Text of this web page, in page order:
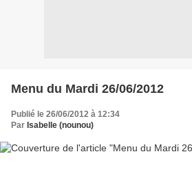
Menu du Mardi 26/06/2012
Publié le 26/06/2012 à 12:34
Par Isabelle (nounou)